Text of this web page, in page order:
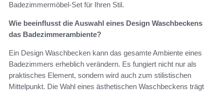
Badezimmermöbel-Set für Ihren Stil.
Wie beeinflusst die Auswahl eines Design Waschbeckens
das Badezimmerambiente?
Ein Design Waschbecken kann das gesamte Ambiente eines
Badezimmers erheblich verändern. Es fungiert nicht nur als
praktisches Element, sondern wird auch zum stilistischen
Mittelpunkt. Die Wahl eines ästhetischen Waschbeckens trägt